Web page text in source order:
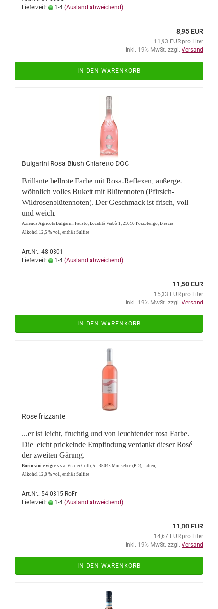
Lieferzeit:
1-4 (Ausland abweichend)
8,95 EUR
11,93 EUR pro Liter
inkl. 19% MwSt. zzgl. Versand
IN DEN WARENKORB
Bul­ga­ri­ni Rosa Blush Chia­ret­to DOC
Bril­lan­te hell­ro­te Farbe mit Rosa-​Reflexen, au­ßer­ge­
wöhn­lich vol­les Bu­kett mit Blü­ten­no­ten (Pfirsich-​
Wildrosenblütennoten). Der Ge­schmack ist frisch, voll
und weich.
Azi­en­da Agri­co­la Bul­ga­ri­ni Faus­to, Lo­ca­lità Vaibò 1, 25010 Poz­zo­len­go, Bre­scia
Al­ko­hol 12,5 % vol., ent­hält Sul­fi­te
Art.Nr.: 48 0301
Lieferzeit:
1-4 (Ausland abweichend)
11,50 EUR
15,33 EUR pro Liter
inkl. 19% MwSt. zzgl. Versand
IN DEN WARENKORB
Rosé friz­zan­te
...er ist leicht, fruch­tig und von leuch­ten­der rosa Farbe.
Die leicht pri­ckeln­de Emp­fin­dung ver­dankt die­ser Rosé
der zwei­ten Gä­rung.
Borin vini e vigne s.s.a. Via dei Colli, 5 - 35043 Mon­se­li­ce (PD), Ita­li­en,
Al­ko­hol 12,0 % vol., ent­hält Sul­fi­te
Art.Nr.: 54 0315 RoFr
Lieferzeit:
1-4 (Ausland abweichend)
11,00 EUR
14,67 EUR pro Liter
inkl. 19% MwSt. zzgl. Versand
IN DEN WARENKORB